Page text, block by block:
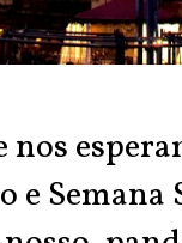
nos
e Semana